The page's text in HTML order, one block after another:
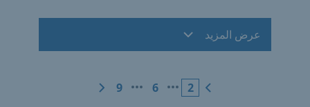
عرض المزيد
2
6
9